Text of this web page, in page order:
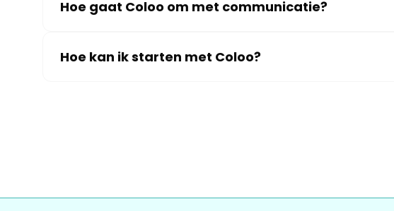
Hoe gaat Coloo om met communicatie?
Hoe kan ik starten met Coloo?